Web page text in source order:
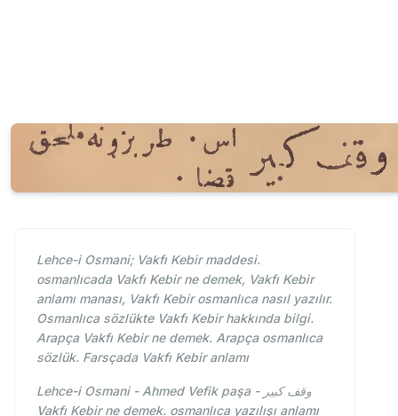
Lehce-i Osmani; Vakfı Kebir maddesi.
osmanlıcada Vakfı Kebir ne demek, Vakfı Kebir
anlamı manası, Vakfı Kebir osmanlıca nasıl yazılır.
Osmanlıca sözlükte Vakfı Kebir hakkında bilgi.
Arapça Vakfı Kebir ne demek. Arapça osmanlıca
sözlük. Farsçada Vakfı Kebir anlamı
Lehce-i Osmani - Ahmed Vefik paşa - وقف كبير
Vakfı Kebir ne demek. osmanlıca yazılışı anlamı